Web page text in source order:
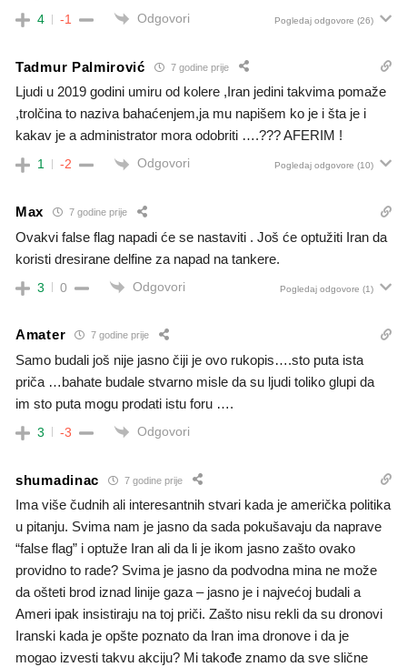
4 -1 Odgovori Pogledaj odgovore (26)
Tadmur Palmirović 7 godine prije
Ljudi u 2019 godini umiru od kolere ,Iran jedini takvima pomaže
,trolčina to naziva bahaćenjem,ja mu napišem ko je i šta je i
kakav je a administrator mora odobriti ….??? AFERIM !
1 -2 Odgovori Pogledaj odgovore (10)
Max 7 godine prije
Ovakvi false flag napadi će se nastaviti . Još će optužiti Iran da
koristi dresirane delfine za napad na tankere.
3 0 Odgovori Pogledaj odgovore (1)
Amater 7 godine prije
Samo budali još nije jasno čiji je ovo rukopis….sto puta ista
priča …bahate budale stvarno misle da su ljudi toliko glupi da
im sto puta mogu prodati istu foru ….
3 -3 Odgovori
shumadinac 7 godine prije
Ima više čudnih ali interesantnih stvari kada je američka politika
u pitanju. Svima nam je jasno da sada pokušavaju da naprave
“false flag” i optuže Iran ali da li je ikom jasno zašto ovako
providno to rade? Svima je jasno da podvodna mina ne može
da ošteti brod iznad linije gaza – jasno je i najvećoj budali a
Ameri ipak insistiraju na toj priči. Zašto nisu rekli da su dronovi
Iranski kada je opšte poznato da Iran ima dronove i da je
mogao izvesti takvu akciju? Mi takođe znamo da sve slične